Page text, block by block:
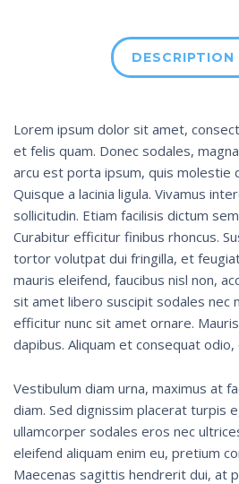
DESCRIPTION
Lorem ipsum dolor sit amet,
et felis quam. Donec sodales,
arcu est porta ipsum, quis molestie
Quisque a lacinia ligula. Vivamus
sollicitudin. Etiam facilisis dictum
Curabitur efficitur finibus rhoncus.
tortor volutpat dui fringilla, et
mauris eleifend, faucibus nisl non,
sit amet libero suscipit sodales nec
efficitur nunc sit amet ornare.
dapibus. Aliquam et consequat
Vestibulum diam urna, maximus at
diam. Sed dignissim placerat turpis
ullamcorper sodales eros nec
eleifend aliquam enim eu, pretium
Maecenas sagittis hendrerit dui, at